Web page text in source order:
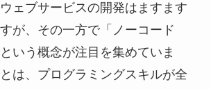
ェブサービスの開発はますます
が、その一方で「ノーコード
いう概念が注目を集めていま
は、プログラミングスキルが全